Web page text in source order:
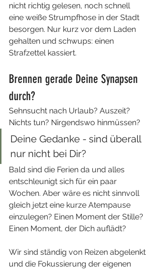
nicht richtig gelesen, noch schnell
eine weiße Strumpfhose in der Stadt
besorgen. Nur kurz vor dem Laden
gehalten und schwups: einen
Strafzettel kassiert.
Brennen gerade Deine Synapsen
durch?
Sehnsucht nach Urlaub? Auszeit?
Nichts tun? Nirgendswo hinmüssen?
Deine Gedanke - sind überall
nur nicht bei Dir?
Bald sind die Ferien da und alles
entschleunigt sich für ein paar
Wochen. Aber wäre es nicht sinnvoll
gleich jetzt eine kurze Atempause
einzulegen? Einen Moment der Stille?
Einen Moment, der Dich auflädt?
Wir sind ständig von Reizen abgelenkt
und die Fokussierung der eigenen